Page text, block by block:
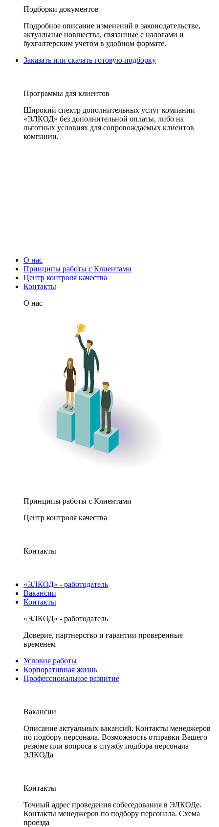
Подборки документов
Подробное описание изменений в законодательстве,
актуальные новшества, связанные с налогами и
бухгалтерским учетом в удобном формате.
Заказать или скачать готовую подборку
Программы для клиентов
Широкий спектр дополнительных услуг компании
«ЭЛКОД» без дополнительной оплаты, либо на
льготных условиях для сопровождаемых клиентов
компании.
О нас
Принципы работы с Клиентами
Центр контроля качества
Контакты
О нас
Принципы работы с Клиентами
Центр контроля качества
Контакты
«ЭЛКОД» - работодатель
Вакансии
Контакты
«ЭЛКОД» - работодатель
Доверие, партнерство и гарантии проверенные
временем
Условия работы
Корпоративная жизнь
Профессиональное развитие
Вакансии
Описание актуальных вакансий. Контакты менеджеров
по подбору персонала. Возможность отправки Вашего
резюме или вопроса в службу подбора персонала
ЭЛКОДа
Контакты
Точный адрес проведения собеседования в ЭЛКОДе.
Контакты менеджеров по подбору персонала. Схема
проезда